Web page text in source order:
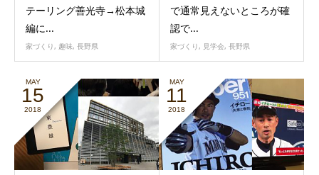
テーリング善光寺→松本城
編に...
家づくり , 趣味, 長野県
で通常見えないところが確
認で...
家づくり , 見学会, 長野県
MAY
15
2018
MAY
11
2018